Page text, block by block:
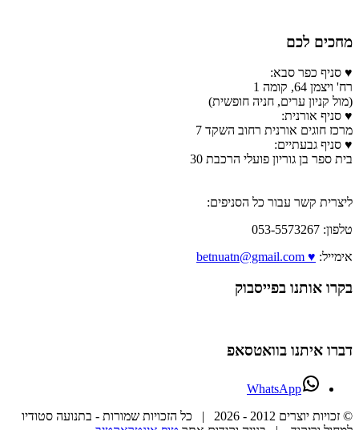
מחכים לכם
♥ סניף כפר סבא:
רח' ויצמן 64, קומה 1
(מול קניון ערים, חניה חופשית)
♥ סניף אורנית:
מרכז חוגים אורנית רחוב השקד 7
♥ סניף גבעתיים:
בית ספר בן גוריון פועלי הרכבת 30
ליצרית קשר עבור כל הסניפים:
טלפון: 053-5573267
אימייל: ♥ betnuatn@gmail.com
בקרו אותנו בפייסבוק
דברו איתנו בוואטסאפ
WhatsApp
© זכויות יוצרים 2012 -
2026 | כל הזכויות שמורות - בתנועה סטודיו